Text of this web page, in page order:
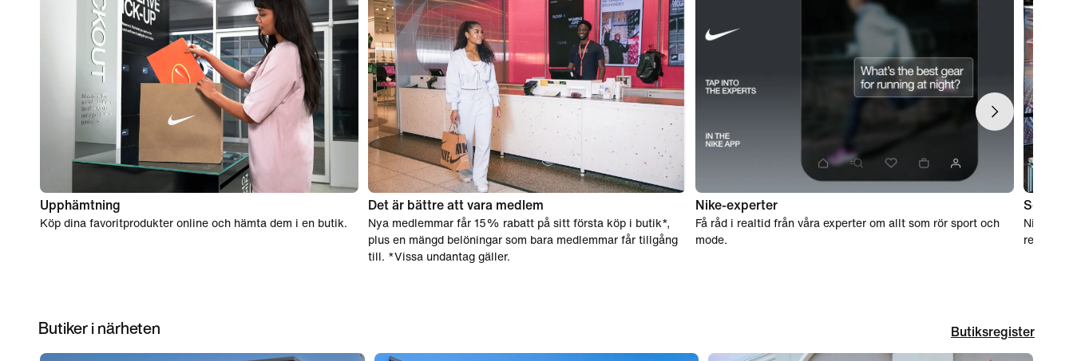
Upphämtning
Köp dina favoritprodukter online och hämta dem i en butik.
Det är bättre att vara medlem
Nya medlemmar får 15% rabatt på sitt första köp i butik*,
plus en mängd belöningar som bara medlemmar får tillgång
till. *Vissa undantag gäller.
Nike-experter
Få råd i realtid från våra experter om allt som rör sport och
mode.
Som
Nike-
returer
Butiker i närheten Butiksregister